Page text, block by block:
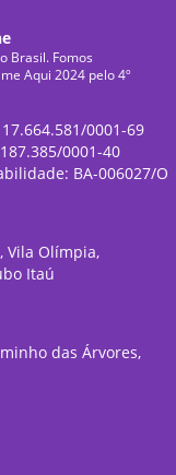
Brasil. Fomos
Aqui 2024 pelo 4º
0001-69
0001-40
BA-006027/O
Vila Olímpia,
Itaú
das Árvores,